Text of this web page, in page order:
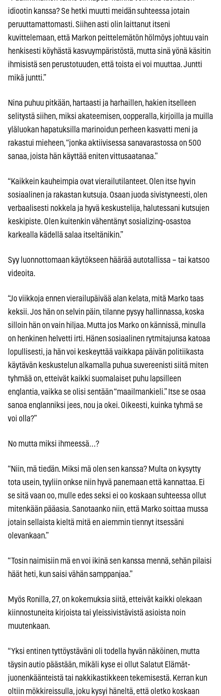
idiootin kanssa? Se hetki muutti meidän suhteessa jotain
peruuttamattomasti. Siihen asti olin laittanut itseni
kuvittelemaan, että Markon peittelemätön hölmöys johtuu vain
henkisesti köyhästä kasvuympäristöstä, mutta sinä yönä käsitin
ihmisistä sen perustotuuden, että toista ei voi muuttaa. Juntti
mikä juntti.”
Nina puhuu pitkään, hartaasti ja harhaillen, hakien itselleen
selitystä siihen, miksi akateemisen, oopperalla, kirjoilla ja muilla
yläluokan hapatuksilla marinoidun perheen kasvatti meni ja
rakastui mieheen, “jonka aktiivisessa sanavarastossa on 500
sanaa, joista hän käyttää eniten vittusaatanaa.”
“Kaikkein kauheimpia ovat vierailutilanteet. Olen itse hyvin
sosiaalinen ja rakastan kutsuja. Osaan juoda sivistyneesti, olen
verbaalisesti nokkela ja hyvä keskustelija, halutessani kutsujen
keskipiste. Olen kuitenkin vähentänyt sosializing-osastoa
karkealla kädellä salaa itseltänikin.”
Syy luonnottomaan käytökseen häärää autotallissa – tai katsoo
videoita.
“Jo viikkoja ennen vierailupäivää alan kelata, mitä Marko taas
keksii. Jos hän on selvin päin, tilanne pysyy hallinnassa, koska
silloin hän on vain hiljaa. Mutta jos Marko on kännissä, minulla
on henkinen helvetti irti. Hänen sosiaalinen rytmitajunsa katoaa
lopullisesti, ja hän voi keskeyttää vaikkapa päivän politiikasta
käytävän keskustelun alkamalla puhua suvereenisti siitä miten
tyhmää on, etteivät kaikki suomalaiset puhu lapsilleen
englantia, vaikka se olisi sentään “maailmankieli.” Itse se osaa
sanoa englanniksi jees, nou ja okei. Oikeesti, kuinka tyhmä se
voi olla?”
No mutta miksi ihmeessä…?
“Niin, mä tiedän. Miksi mä olen sen kanssa? Multa on kysytty
tota usein, tyyliin onkse niin hyvä panemaan että kannattaa. Ei
se sitä vaan oo, mulle edes seksi ei oo koskaan suhteessa ollut
mitenkään pääasia. Sanotaanko niin, että Marko soittaa mussa
jotain sellaista kieltä mitä en aiemmin tiennyt itsessäni
olevankaan.”
“Tosin naimisiin mä en voi ikinä sen kanssa mennä, sehän pilaisi
häät heti, kun saisi vähän samppanjaa.”
Myös Ronilla, 27, on kokemuksia siitä, etteivät kaikki olekaan
kiinnostuneita kirjoista tai yleissivistävistä asioista noin
muutenkaan.
“Yksi entinen tyttöystäväni oli todella hyvän näköinen, mutta
täysin autio päästään, mikäli kyse ei ollut Salatut Elämät-
juonenkäänteistä tai nakkikastikkeen tekemisestä. Kerran kun
oltiin mökkireissulla, joku kysyi häneltä, että oletko koskaan